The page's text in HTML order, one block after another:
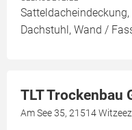
Dachstuhl, Wand /
TLT Trockenbau
Am See 35, 21514